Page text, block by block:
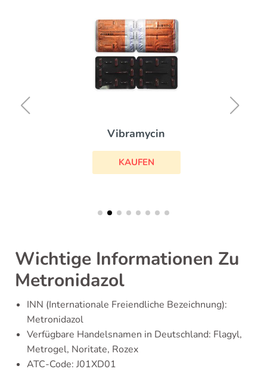
Vibramycin
KAUFEN
Wichtige Informationen Zu
Metronidazol
INN (Internationale Freiendliche Bezeichnung):
Metronidazol
Verfügbare Handelsnamen in Deutschland: Flagyl,
Metrogel, Noritate, Rozex
ATC-Code: J01XD01